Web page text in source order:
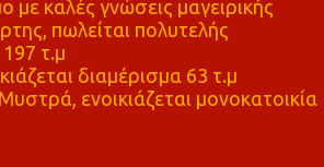
με καλές γνώσεις μαγειρικής
πωλείται πολυτελής
τ.μ
διαμέρισμα 63 τ.μ
ενοικιάζεται μονοκατοικία